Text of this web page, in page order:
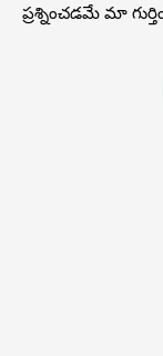
ప్రశ్నించడమే మా